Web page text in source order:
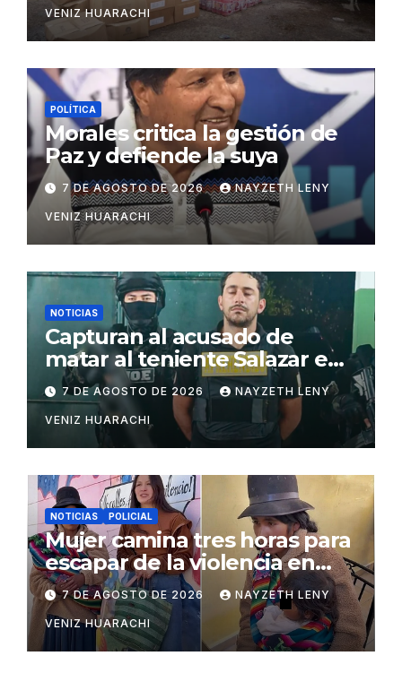
VENIZ HUARACHI
POLÍTICA
Morales critica la gestión de
Paz y defiende la suya
7 DE AGOSTO DE 2026 NAYZETH LENY
VENIZ HUARACHI
NOTICIAS
Capturan al acusado de
matar al teniente Salazar en
San Matías
7 DE AGOSTO DE 2026 NAYZETH LENY
VENIZ HUARACHI
NOTICIAS POLICIAL
Mujer camina tres horas para
escapar de la violencia en
Potosí
7 DE AGOSTO DE 2026 NAYZETH LENY
VENIZ HUARACHI